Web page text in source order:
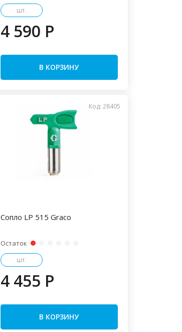
шт.
4 590 P
В КОРЗИНУ
Код: 28405
Сопло LP 515 Graco
Остаток
шт.
4 455 P
В КОРЗИНУ